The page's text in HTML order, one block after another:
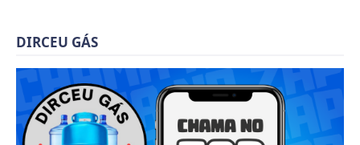
DIRCEU GÁS